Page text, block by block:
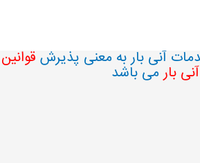
آنی بار به معنی پذیرشقوانین
بار می باشد